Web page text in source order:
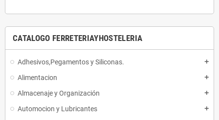
CATALOGO FERRETERIAYHOSTELERIA
Adhesivos,Pegamentos y Siliconas. add
Alimentacion add
Almacenaje y Organización add
Automocion y Lubricantes add